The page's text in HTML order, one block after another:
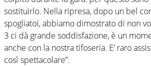
sostituirlo. Nella ripresa, dopo un bel
spogliatoi, abbiamo dimostrato di non
3 ci dà grande soddisfazione, è un
anche con la nostra tifoseria. E’ raro
così spettacolare”.